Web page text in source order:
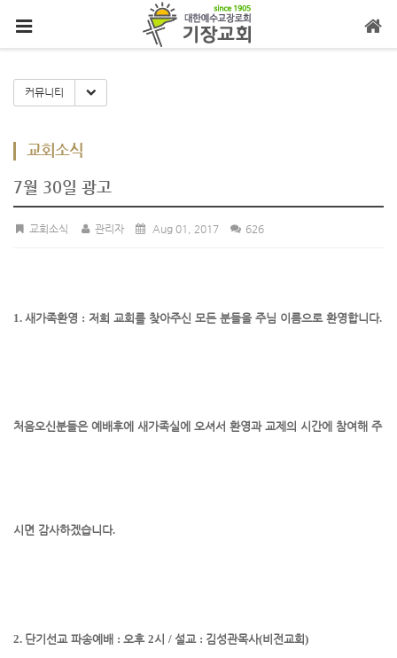
커뮤니티 Toggle Dropdown
교회소식
7월 30일 광고
교회소식 관리자 Aug 01, 2017 626
1. 새가족환영 : 저희 교회를 찾아주신 모든 분들을 주님 이름으로 환영합니다.
처음오신분들은 예배후에 새가족실에 오셔서 환영과 교제의 시간에 참여해 주
시면 감사하겠습니다.
2. 단기선교 파송예배 : 오후 2시 / 설교 : 김성관목사(비전교회)